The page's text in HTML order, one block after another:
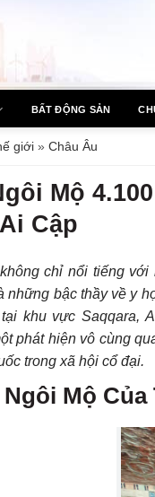
BẤT ĐỘNG SẢN
giới » Châu Âu
Mộ
Cập
chỉ nổi tiếng
những bậc thầy về y
khu vực Saqqara,
phát hiện vô cùng
trong xã hội cổ đại.
Mộ Của